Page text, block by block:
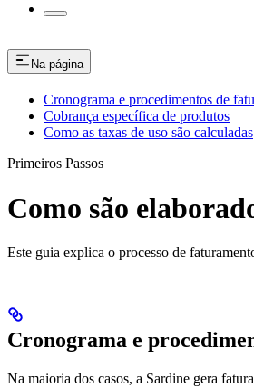
Na página
Cronograma e procedimentos de
Cobrança específica de produtos
Como as taxas de uso são calculadas
Primeiros Passos
Como são
Este guia explica o processo de
Cronograma e
Na maioria dos casos, a Sardine gera